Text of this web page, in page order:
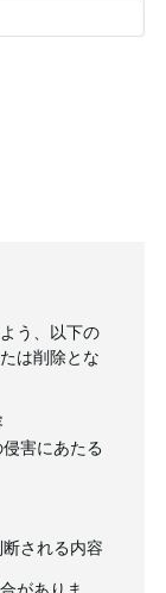
う、以下の
は削除とな
害にあたる
される内容